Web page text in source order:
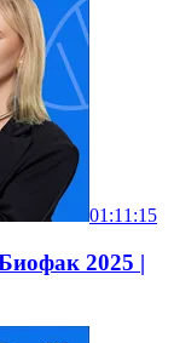
01:11:15
2025 |